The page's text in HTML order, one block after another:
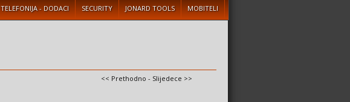
TELEFONIJA - DODACI SECURITY JONARD TOOLS MOBITELI
<< Prethodno - Slijedece >>